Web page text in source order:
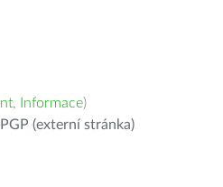
, Informace)
(externí stránka)